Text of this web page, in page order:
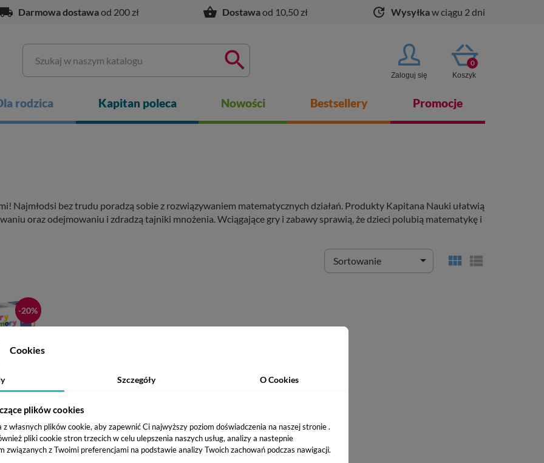
local_shipping Darmowa dostawaod 200 zł shopping_basket Dostawaod 10,50 zł update Wysyłkaw ciągu 2 dni

Zaloguj się
0
Koszyk
rodzica Kapitan poleca Nowości Bestsellery Promocje
Najmłodsi bez trudu poradzą sobie z rozwiązywaniem matematycznych działań. Produkty Kapitana Nauki ułatwią
oraz odejmowaniu i zdradzą tajniki mnożenia. Wciągające gry i zabawy sprawią, że dzieci polubią matematykę i
Sortowanie   
-20%
Gra
6 lat
Cookies
Szczegóły O Cookies
plików cookies
własnych plików cookie, aby zapewnić Ci najwyższy poziom doświadczenia na naszej stronie .
pliki cookie stron trzecich w celu ulepszenia naszych usług, analizy a nastepnie
związanych z Twoimi preferencjami na podstawie analizy Twoich zachowań podczas nawigacji.